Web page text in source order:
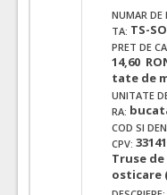
NUMAR DE
TA: TS-
PRET DE
14,60
tate de
UNITATE
RA:
COD SI
CPV:
Truse
osticare